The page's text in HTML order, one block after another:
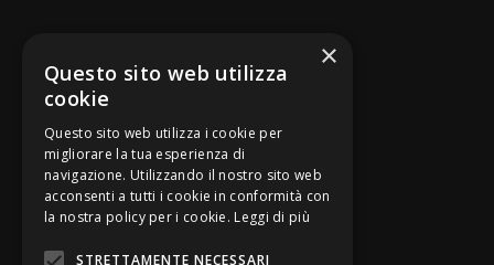
Be Bankers è ideato da
×
Questo sito web utilizza
cookie
Questo sito web utilizza i cookie per
migliorare la tua esperienza di
navigazione. Utilizzando il nostro sito web
acconsenti a tutti i cookie in conformità con
la nostra policy per i cookie. Leggi di più
STRETTAMENTE NECESSARI